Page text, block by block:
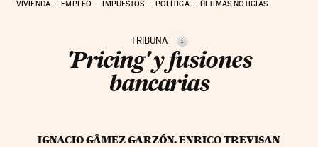
VIVIENDA EMPLEO IMPUESTOS POLÍTICA ÚLTIMAS NOTICIAS
TRIBUNA i
'Pricing' y fusiones
bancarias
IGNACIO GÂMEZ GARZÓN. ENRICO TREVISAN